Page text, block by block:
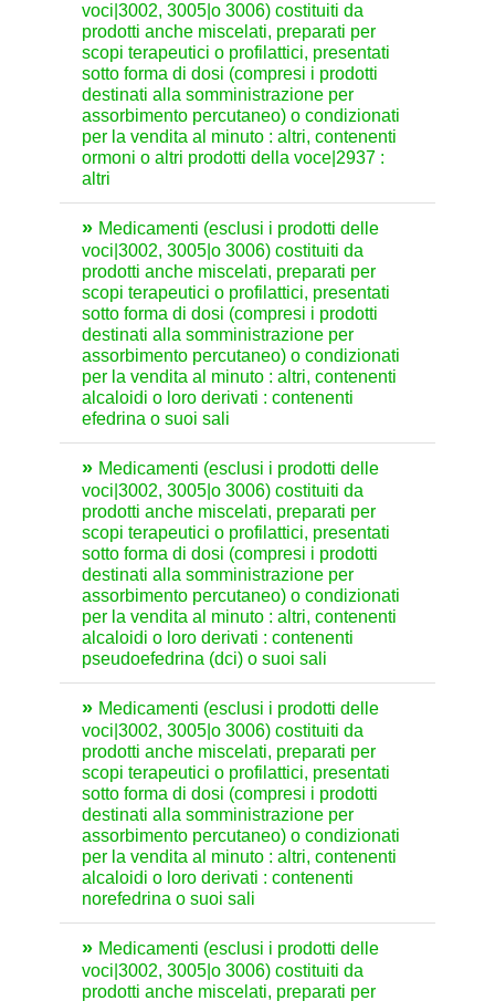
voci|3002, 3005|o 3006) costituiti da
prodotti anche miscelati, preparati per
scopi terapeutici o profilattici, presentati
sotto forma di dosi (compresi i prodotti
destinati alla somministrazione per
assorbimento percutaneo) o condizionati
per la vendita al minuto : altri, contenenti
ormoni o altri prodotti della voce|2937 :
altri
Medicamenti (esclusi i prodotti delle
voci|3002, 3005|o 3006) costituiti da
prodotti anche miscelati, preparati per
scopi terapeutici o profilattici, presentati
sotto forma di dosi (compresi i prodotti
destinati alla somministrazione per
assorbimento percutaneo) o condizionati
per la vendita al minuto : altri, contenenti
alcaloidi o loro derivati : contenenti
efedrina o suoi sali
Medicamenti (esclusi i prodotti delle
voci|3002, 3005|o 3006) costituiti da
prodotti anche miscelati, preparati per
scopi terapeutici o profilattici, presentati
sotto forma di dosi (compresi i prodotti
destinati alla somministrazione per
assorbimento percutaneo) o condizionati
per la vendita al minuto : altri, contenenti
alcaloidi o loro derivati : contenenti
pseudoefedrina (dci) o suoi sali
Medicamenti (esclusi i prodotti delle
voci|3002, 3005|o 3006) costituiti da
prodotti anche miscelati, preparati per
scopi terapeutici o profilattici, presentati
sotto forma di dosi (compresi i prodotti
destinati alla somministrazione per
assorbimento percutaneo) o condizionati
per la vendita al minuto : altri, contenenti
alcaloidi o loro derivati : contenenti
norefedrina o suoi sali
Medicamenti (esclusi i prodotti delle
voci|3002, 3005|o 3006) costituiti da
prodotti anche miscelati, preparati per